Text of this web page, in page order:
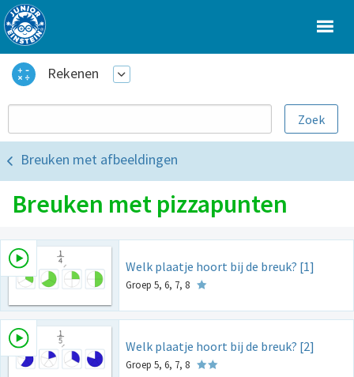
Rekenen
Breuken met afbeeldingen
Breuken met pizzapunten
Welk plaatje hoort bij de breuk? [1]
Groep 5, 6, 7, 8
Welk plaatje hoort bij de breuk? [2]
Groep 5, 6, 7, 8